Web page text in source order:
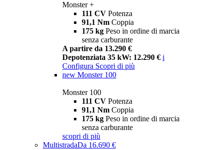
Monster +
111 CV Potenza
91,1 Nm Coppia
175 kg Peso in ordine di marcia
senza carburante
A partire da 13.290 €
Depotenziata 35 kW: 12.290 € i
Configura Scopri di più
new Monster 100
Monster 100
111 CV Potenza
91,1 Nm Coppia
175 kg Peso in ordine di marcia
senza carburante
scopri di più
MultistradaDa 16.690 €